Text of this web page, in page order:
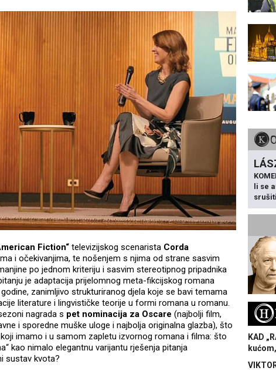
Fiction“ televizijskog scenarista Corda
i očekivanjima, te nošenjem s njima od strane sasvim
po jednom kriteriju i sasvim stereotipnog pripadnika
je adaptacija prijelomnog meta-fikcijskog romana
zanimljivo strukturiranog djela koje se bavi temama
literature i lingvističke teorije u formi romana u romanu.
nagrada s pet nominacija za Oscare (najbolji film,
i sporedne muške uloge i najbolja originalna glazba), što
imamo i u samom zapletu izvornog romana i filma: što
kao nimalo elegantnu varijantu rješenja pitanja
sustav kvota?
li se
H
KAD